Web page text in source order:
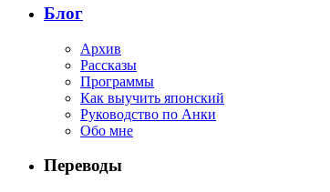
Блог
Архив
Рассказы
Программы
Как выучить японский
Руководство по Анки
Обо мне
Переводы